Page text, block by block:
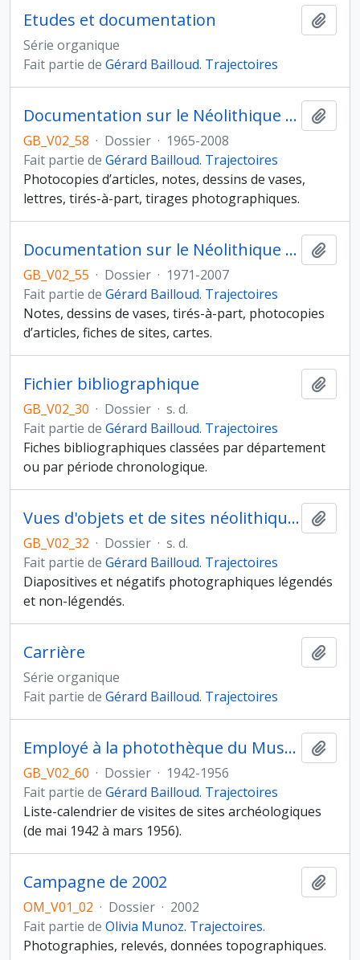
Etudes et documentation
Série organique
Fait partie de Gérard Bailloud. Trajectoires
Documentation sur le Néolithique Moyen I de Bretagne
GB_V02_58 · Dossier · 1965-2008
Fait partie de Gérard Bailloud. Trajectoires
Photocopies d’articles, notes, dessins de vases,
lettres, tirés-à-part, tirages photographiques.
Documentation sur le Néolithique Moyen II
GB_V02_55 · Dossier · 1971-2007
Fait partie de Gérard Bailloud. Trajectoires
Notes, dessins de vases, tirés-à-part, photocopies
d’articles, fiches de sites, cartes.
Fichier bibliographique
GB_V02_30 · Dossier · s. d.
Fait partie de Gérard Bailloud. Trajectoires
Fiches bibliographiques classées par département
ou par période chronologique.
Vues d'objets et de sites néolithiques et protohistoriques
GB_V02_32 · Dossier · s. d.
Fait partie de Gérard Bailloud. Trajectoires
Diapositives et négatifs photographiques légendés
et non-légendés.
Carrière
Série organique
Fait partie de Gérard Bailloud. Trajectoires
Employé à la photothèque du Musée de l’Homme (Musée National d’Histoire Naturelle)
GB_V02_60 · Dossier · 1942-1956
Fait partie de Gérard Bailloud. Trajectoires
Liste-calendrier de visites de sites archéologiques
(de mai 1942 à mars 1956).
Campagne de 2002
OM_V01_02 · Dossier · 2002
Fait partie de Olivia Munoz. Trajectoires.
Photographies, relevés, données topographiques.